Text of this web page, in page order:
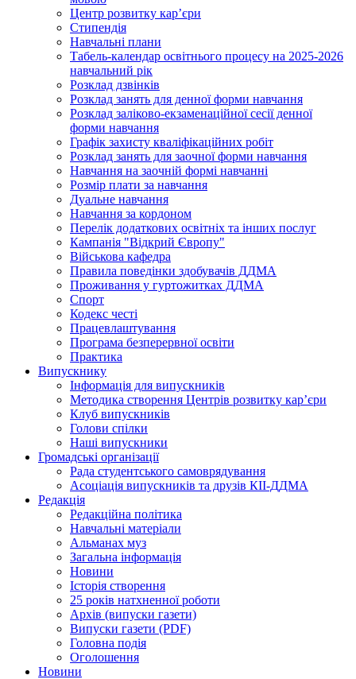
Центр розвитку кар’єри
Стипендія
Навчальні плани
Табель-календар освітнього процесу на 2025-2026
навчальний рік
Розклад дзвінків
Розклад занять для денної форми навчання
Розклад заліково-екзаменаційної сесії денної
форми навчання
Графік захисту кваліфікаційних робіт
Розклад занять для заочної форми навчання
Навчання на заочній формі навчанні
Розмір плати за навчання
Дуальне навчання
Навчання за кордоном
Перелік додаткових освітніх та інших послуг
Кампанія "Відкрий Європу"
Військова кафедра
Правила поведінки здобувачів ДДМА
Проживання у гуртожитках ДДМА
Спорт
Кодекс честі
Працевлаштування
Програма безперервної освіти
Практика
Випускнику
Інформація для випускників
Методика створення Центрів розвитку кар’єри
Клуб випускників
Голови спілки
Наші випускники
Громадські організації
Рада студентського самоврядування
Асоціація випускників та друзів КІІ-ДДМА
Редакція
Редакційна політика
Навчальні матеріали
Альманах муз
Загальна інформація
Новини
Історія створення
25 років натхненної роботи
Архів (випуски газети)
Випуски газети (PDF)
Головна подія
Оголошення
Новини